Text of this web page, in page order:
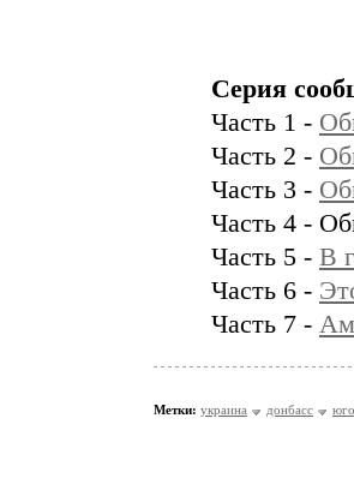
Серия
Часть 1 -
Часть 2 -
Часть 3 -
Часть 4 -
Часть 5 - В
Часть 6 -
Часть 7 -
Метки: украина донбасс